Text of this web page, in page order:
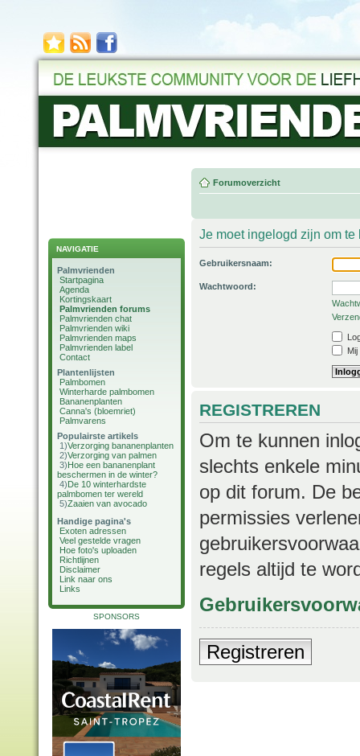
NAVIGATIE
Palmvrienden
Startpagina
Agenda
Kortingskaart
Palmvrienden forums
Palmvrienden chat
Palmvrienden wiki
Palmvrienden maps
Palmvrienden label
Contact
Plantenlijsten
Palmbomen
Winterharde palmbomen
Bananenplanten
Canna's (bloemriet)
Palmvarens
Populairste artikels
1)Verzorging bananenplanten
2)Verzorging van palmen
3)Hoe een bananenplant
beschermen in de winter?
4)De 10 winterhardste
palmbomen ter wereld
5)Zaaien van avocado
Handige pagina's
Exoten adressen
Veel gestelde vragen
Hoe foto's uploaden
Richtlijnen
Disclaimer
Link naar ons
Links
SPONSORS
Forumoverzicht
Je moet ingelogd zijn om
Gebruikersnaam:
Wachtwoord:
REGISTREREN
Om te kunnen
slechts enkele
op dit forum. De
permissies
regels altijd te
Registreren